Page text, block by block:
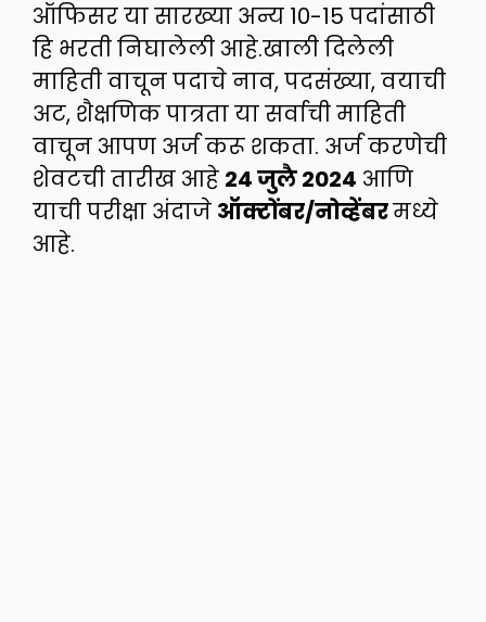
ऑफिसर या सारख्या अन्य 10-15 पदांसाठी
हि भरती निघालेली आहे.खाली दिलेली
माहिती वाचून पदाचे नाव, पदसंख्या, वयाची
अट, शैक्षणिक पात्रता या सर्वाची माहिती
वाचून आपण अर्ज करू शकता. अर्ज करणेची
शेवटची तारीख आहे 24 जुलै 2024 आणि
याची परीक्षा अंदाजे ऑक्टोंबर/नोव्हेंबरमध्ये
आहे.